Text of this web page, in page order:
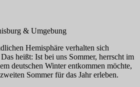
& Umgebung
Hemisphäre verhalten sich
heißt: Ist bei uns Sommer, herrscht im
deutschen Winter entkommen möchte,
Sommer für das Jahr erleben.